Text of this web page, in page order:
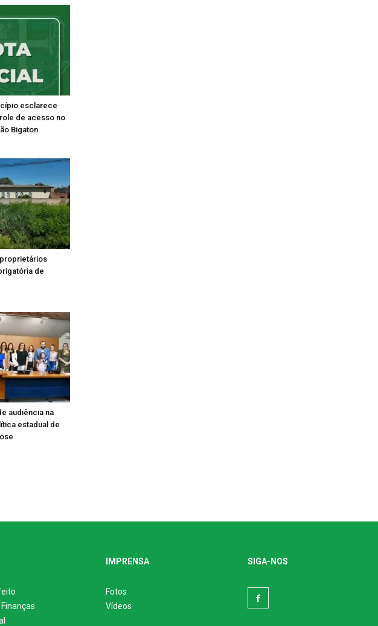
esclarece
de acesso no
Bigaton
de
audiência na
estadual de
IMPRENSA
Fotos
Vídeos
SIGA-NOS